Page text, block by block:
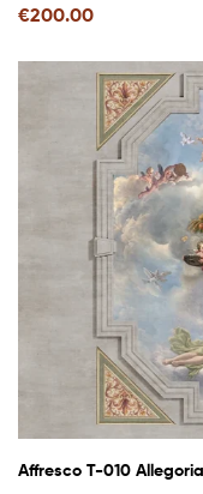
€200.00
Affresco T-010